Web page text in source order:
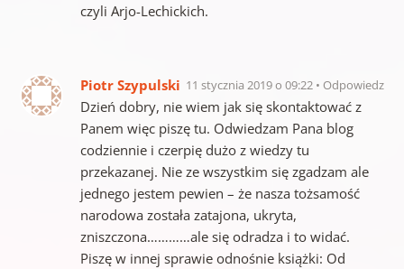
czyli Arjo-Lechickich.
Piotr Szypulski 11 stycznia 2019 o 09:22 Odpowiedz
Dzień dobry, nie wiem jak się skontaktować z
Panem więc piszę tu. Odwiedzam Pana blog
codziennie i czerpię dużo z wiedzy tu
przekazanej. Nie ze wszystkim się zgadzam ale
jednego jestem pewien – że nasza tożsamość
narodowa została zatajona, ukryta,
zniszczona…………ale się odradza i to widać.
Piszę w innej sprawie odnośnie książki: Od